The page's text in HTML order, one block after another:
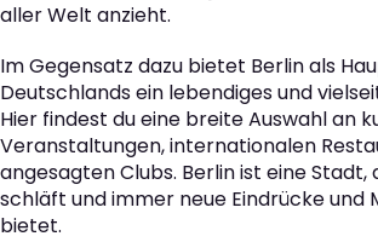
aller Welt anzieht.
Im Gegensatz dazu bietet Berlin als
Deutschlands ein lebendiges und
Hier findest du eine breite Auswahl an
Veranstaltungen, internationalen
angesagten Clubs. Berlin ist eine Stadt,
schläft und immer neue Eindrücke und
bietet.